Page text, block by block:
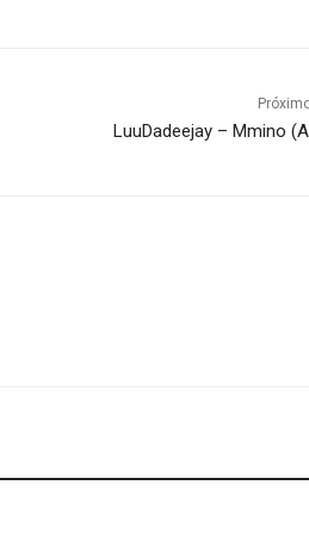
LuuDadeejay – Mmino